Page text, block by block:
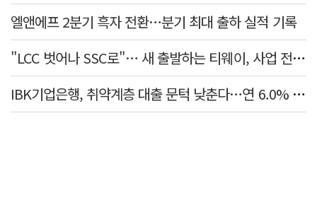
엘앤에프 2분기 흑자 전환…분기 최대 출하 실적 기록
"LCC 벗어나 SSC로"… 새 출발하는 티웨이, 사업 전략 발표
IBK기업은행, 취약계층 대출 문턱 낮춘다…연 6.0% 'i-ONE 햇살론 특례보증' 비대면 출시